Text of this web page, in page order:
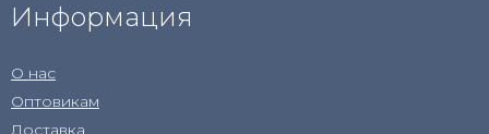
Информация
О нас
Оптовикам
Доставка